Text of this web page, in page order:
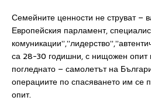
Семейните ценности не струват –
Европейския парламент,
са 28-30 годишни, с нищожен опит
погледнато – самолетът на
операциите по спасяването им се
опит.